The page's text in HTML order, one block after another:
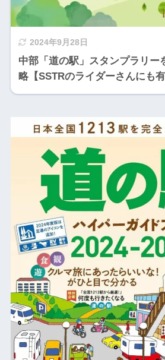
2024年9月28日
中部「道の駅」スタンプラリー
略【SSTRのライダーさんにも有